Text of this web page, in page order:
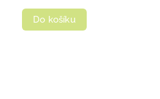
Do košíku